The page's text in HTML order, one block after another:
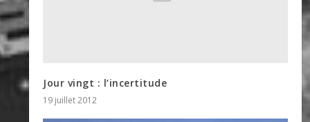
Jour vingt : l’incertitude
19 juillet 2012